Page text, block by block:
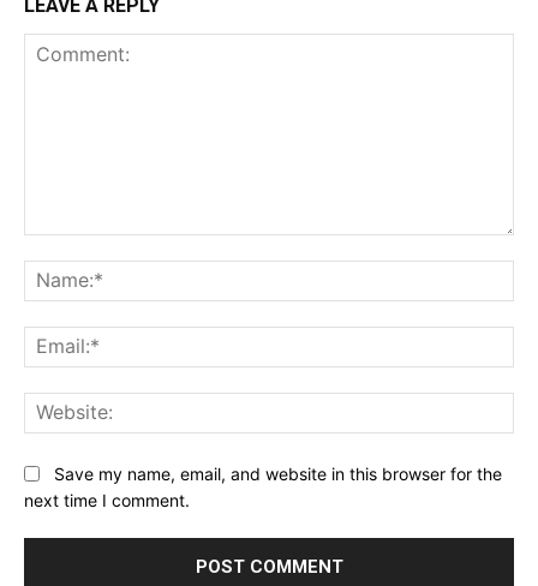
LEAVE A REPLY
Save my name, email, and website in this browser for the
next time I comment.